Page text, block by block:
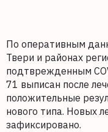
По оперативным
Твери и районах
подтврежденным
71 выписан после
положительные
нового типа. Новых
зафиксировано.